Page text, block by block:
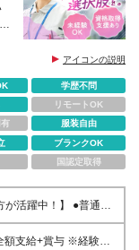
アイコンの説明
学歴不問
リモートOK
服装自由
ブランクOK
国認定取得
が活躍中！】 ●普通自
方 ※学歴不問・第二新
額支給+賞与 ※経験・